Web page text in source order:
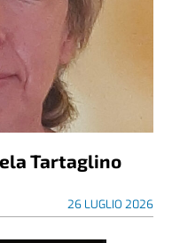
Tartaglino
26 LUGLIO 2026